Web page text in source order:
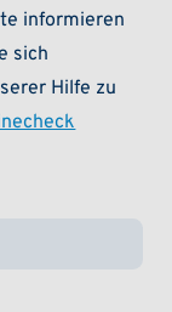
informieren
sich
Hilfe zu